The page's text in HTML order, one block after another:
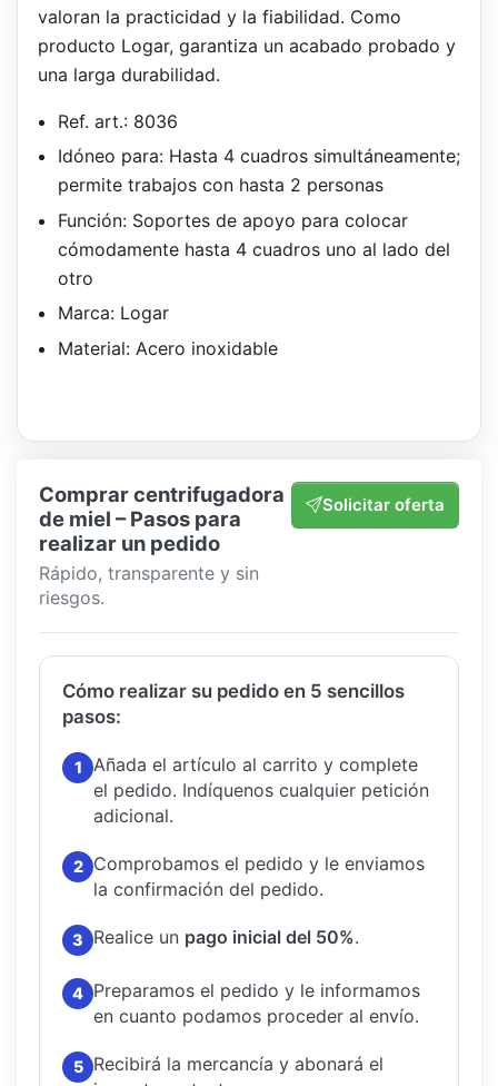
valoran la practicidad y la fiabilidad. Como
producto Logar, garantiza un acabado probado y
una larga durabilidad.
Ref. art.: 8036
Idóneo para: Hasta 4 cuadros simultáneamente;
permite trabajos con hasta 2 personas
Función: Soportes de apoyo para colocar
cómodamente hasta 4 cuadros uno al lado del
otro
Marca: Logar
Material: Acero inoxidable
Comprar centrifugadora
de miel – Pasos para
realizar un pedido
Rápido, transparente y sin
riesgos.
Solicitar oferta
Cómo realizar su pedido en 5 sencillos
pasos:
1
Añada el artículo al carrito y complete
el pedido. Indíquenos cualquier petición
adicional.
2
Comprobamos el pedido y le enviamos
la confirmación del pedido.
3 Realice un pago inicial del 50%.
4 Preparamos el pedido y le informamos
en cuanto podamos proceder al envío.
5
Recibirá la mercancía y abonará el